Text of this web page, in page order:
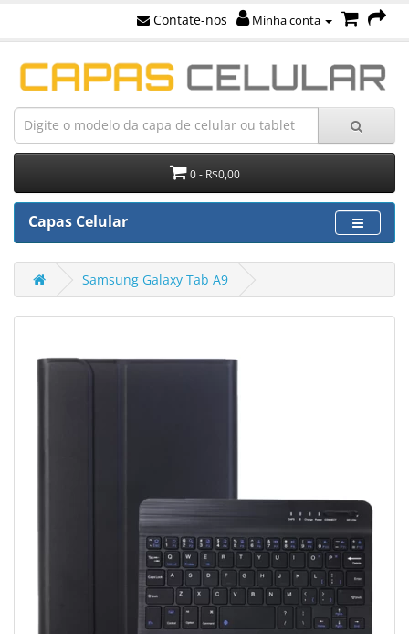
Contate-nos Minha conta
0 - R$0,00
Capas Celular
Samsung Galaxy Tab A9